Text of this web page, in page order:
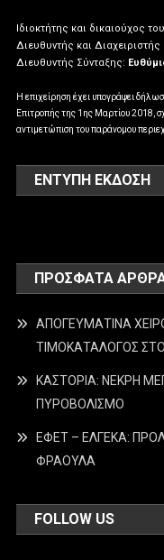
Ιδιοκτήτης και δικαιούχος
Διευθυντής και Διαχειριστής
Διευθυντής Σύνταξης:
Η επιχείρηση έχει υπογράψει
Επιτροπής της 1ης Μαρτίου 2018,
αντιμετώπιση του παράνομου
ΕΝΤΥΠΗ ΕΚΔΟΣΗ
ΠΡΌΣΦΑΤΑ
ΑΠΟΓΕΥΜΑΤΙΝΑ
ΤΙΜΟΚΑΤΑΛΟΓΟΣ ΣΤΟ
ΚΑΣΤΟΡΙΑ: ΝΕΚΡΗ
ΠΥΡΟΒΟΛΙΣΜΟ
ΕΦΕΤ – ΕΛΓΕΚΑ:
ΦΡΑΟΥΛΑ
FOLLOW US